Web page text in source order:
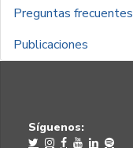
Preguntas frecuentes
Publicaciones
Síguenos: